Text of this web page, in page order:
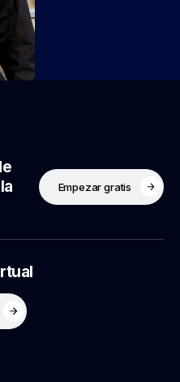
Empezar gratis